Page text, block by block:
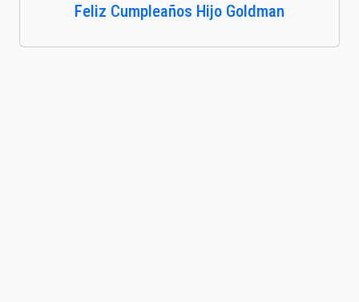
Feliz Cumpleaños Hijo Goldman